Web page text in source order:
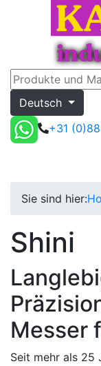
Deutsch
+31
Sie sind hier:
Shini
Messer
Seit mehr als 25